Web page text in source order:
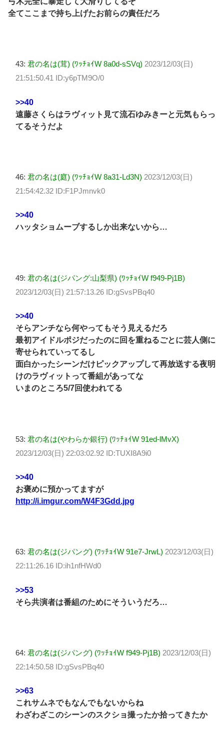
全てここまで持ち上げたお前らの責任だろ
43: 君の名は(茸) (ﾜｯﾁｮｲW 8a0d-sSVq) 2023/12/03(日)
21:51:50.41 ID:y6pTM9O/0
>>40
遠藤さくらはラヴィット見て流石ゆみきーと元気もらっ
てるそうだよ
46: 君の名は(庭) (ﾜｯﾁｮｲW 8a31-Ld3N) 2023/12/03(日)
21:54:42.32 ID:F1PJmnvk0
>>40
ハッタショムーブするしか出来ないから…
49: 君の名は(ジパング:山梨県) (ﾜｯﾁｮｲW f949-Pj1B)
2023/12/03(日) 21:57:13.26 ID:gSvsPBq40
>>40
そらアンチなら何やってもそう見えるだろ
最初アイドルポジだったのに回を重ねるごとに芸人側に
寄せられていってるし
面白かったシーンだけピックアップして再放送する夜明
けのラヴィットって番組があってな
いまのところ5/7回使われてる
53: 君の名は(やわらか銀行) (ﾜｯﾁｮｲW 91ed-lMvX)
2023/12/03(日) 22:03:02.92 ID:TUXI8A9i0
>>40
お褒めに預かってますが
http://i.imgur.com/W4F3Gdd.jpg
63: 君の名は(ジパング) (ﾜｯﾁｮｲW 91e7-JrwL) 2023/12/03(日)
22:11:26.16 ID:ih1nfHWd0
>>53
そら共演者は番組のためにそういうだろ…
64: 君の名は(ジパング) (ﾜｯﾁｮｲW f949-Pj1B) 2023/12/03(日)
22:14:50.58 ID:gSvsPBq40
>>63
これサムネでもなんでもないからね
わざわざこのシーンのスクショ撮ったか拾ってきたか